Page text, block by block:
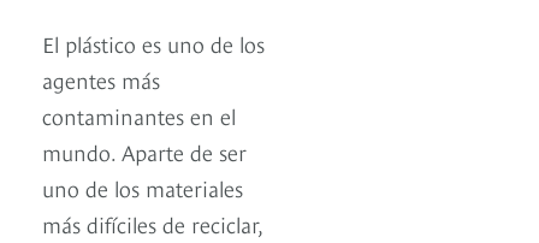
El plástico es uno de los
agentes más
contaminantes en el
mundo. Aparte de ser
uno de los materiales
más difíciles de reciclar,